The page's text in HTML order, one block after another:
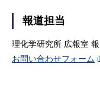
報道担当
理化学研究所 広報室
お問い合わせフォーム